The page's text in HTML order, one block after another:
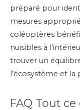
préparé pour
mesures
coléoptères
nuisibles à
trouver un
l’écosystème et
FAQ Tout